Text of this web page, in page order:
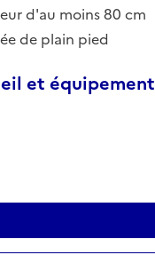
d'au moins 80 cm
de plain pied
et équipement